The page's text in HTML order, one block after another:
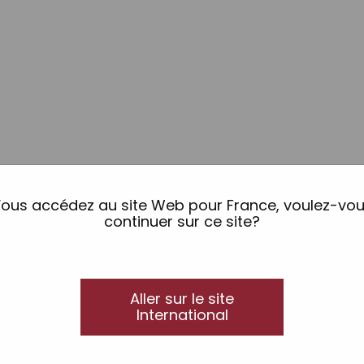
accédez au site Web pour France, voulez-
continuer sur ce site?
Aller sur le site
International